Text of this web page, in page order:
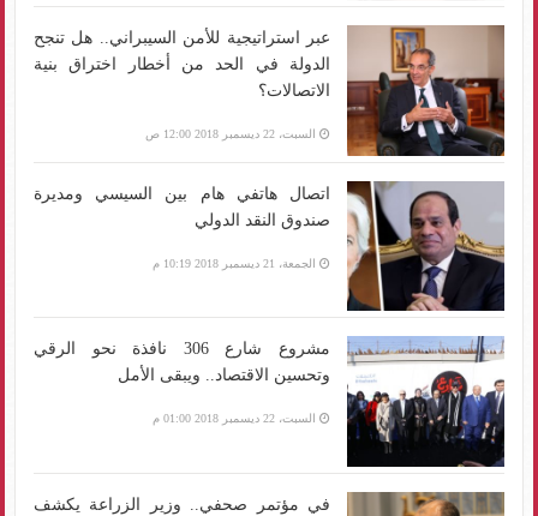
عبر استراتيجية للأمن السيبراني.. هل تنجح
الدولة في الحد من أخطار اختراق بنية
الاتصالات؟
السبت، 22 ديسمبر 2018 12:00 ص
اتصال هاتفي هام بين السيسي ومديرة
صندوق النقد الدولي
الجمعة، 21 ديسمبر 2018 10:19 م
مشروع شارع 306 نافذة نحو الرقي
وتحسين الاقتصاد.. ويبقى الأمل
السبت، 22 ديسمبر 2018 01:00 م
في مؤتمر صحفي.. وزير الزراعة يكشف